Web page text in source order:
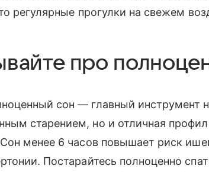
регулярные прогулки на свежем
про
сон — главный инструмент
старением, но и отличная
менее 6 часов повышает риск
Постарайтесь полноценно